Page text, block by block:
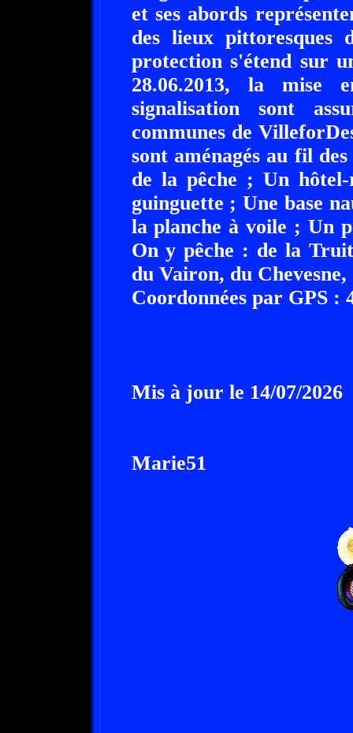
et ses abords
des lieux pittoresques
protection s'étend sur
28.06.2013, la
signalisation sont
communes de
sont aménagés au fil
de la pêche ; Un
guinguette ; Une base
la planche à voile ; Un
On y pêche : de la
du Vairon, du
Coordonnées par GPS :
Mis à jour le 14/07/2026
Marie51